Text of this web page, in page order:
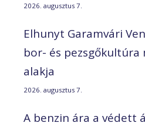
2026. augusztus 7.
Elhunyt Garamvári
bor- és pezsgőkultúra
alakja
2026. augusztus 7.
A benzin ára a védett